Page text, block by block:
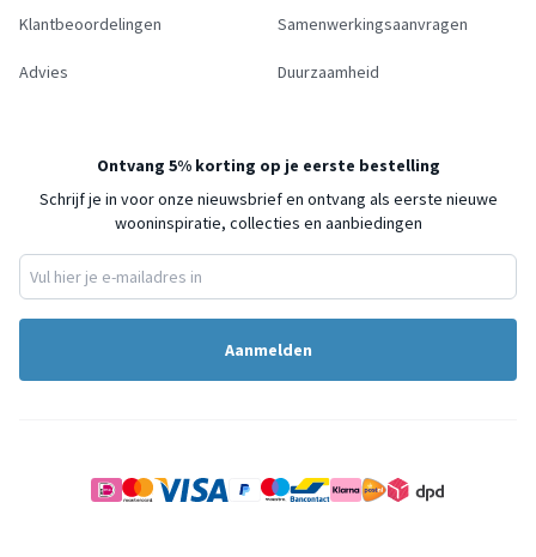
Klantbeoordelingen
Advies
Samenwerkingsaanvragen
Duurzaamheid
Ontvang 5% korting op je eerste bestelling
Schrijf je in voor onze nieuwsbrief en ontvang als eerste nieuwe
wooninspiratie, collecties en aanbiedingen
Aanmelden